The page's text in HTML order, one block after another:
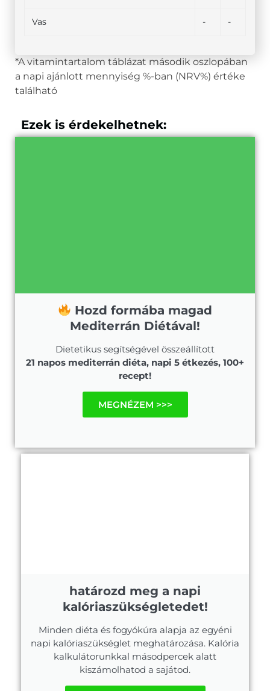
Vas - -
*A vitamintartalom táblázat második oszlopában
a napi ajánlott mennyiség %-ban (NRV%) értéke
található
Ezek is érdekelhetnek:
Hozd formába magad
Mediterrán Diétával!
Dietetikus segítségével összeállított
21 napos mediterrán diéta, napi 5 étkezés, 100+
recept!
MEGNÉZEM >>>
határozd meg a napi
kalóriaszükségletedet!
Minden diéta és fogyókúra alapja az egyéni
napi kalóriaszükséglet meghatározása. Kalória
kalkulátorunkkal másodpercek alatt
kiszámolhatod a sajátod.